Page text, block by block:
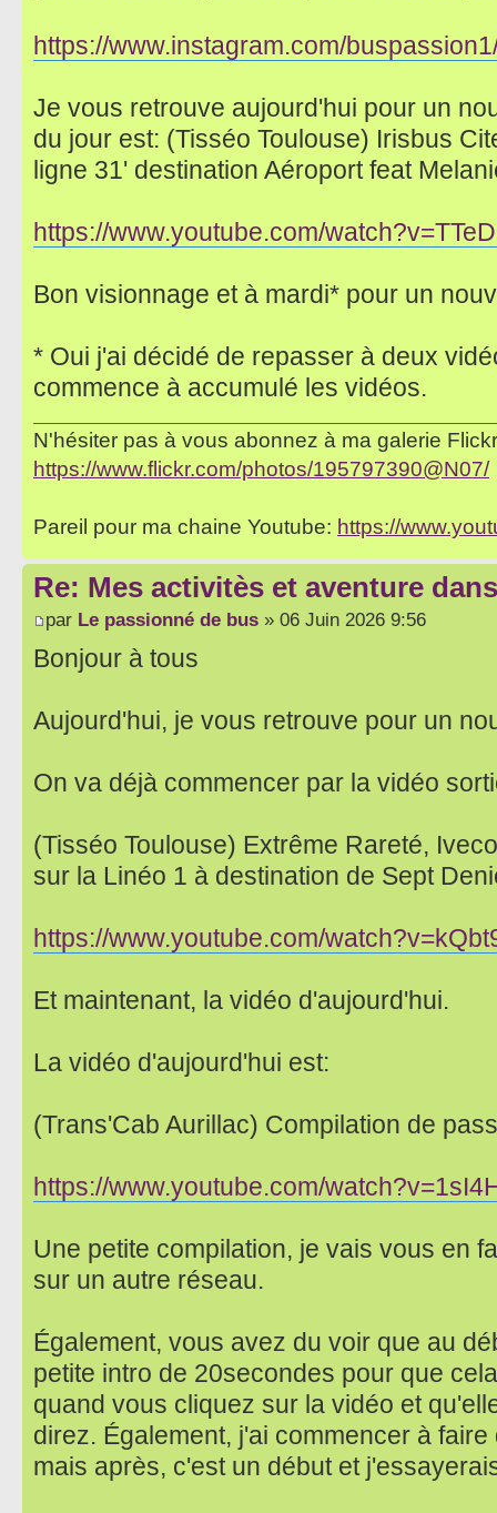
https://www.instagram.com/
Je vous retrouve aujourd'hui pour un
du jour est: (Tisséo Toulouse) Irisbus
ligne 31' destination Aéroport feat
https://www.youtube.com/
Bon visionnage et à mardi* pour un
* Oui j'ai décidé de repasser à deux
commence à accumulé les vidéos.
N'hésiter pas à vous abonnez à ma galerie
https://www.flickr.com/photos/195797390@N07/
Pareil pour ma chaine Youtube: https://
Re: Mes activitès et aventure
par Le passionné de bus » 06 Juin 2026 9:56
Bonjour à tous
Aujourd'hui, je vous retrouve pour un
On va déjà commencer par la vidéo
(Tisséo Toulouse) Extrême Rareté,
sur la Linéo 1 à destination de Sept
https://www.youtube.com/
Et maintenant, la vidéo d'aujourd'hui.
La vidéo d'aujourd'hui est:
(Trans'Cab Aurillac) Compilation de
https://www.youtube.com/
Une petite compilation, je vais vous en
sur un autre réseau.
Également, vous avez du voir que au
petite intro de 20secondes pour que
quand vous cliquez sur la vidéo et
direz. Également, j'ai commencer à
mais après, c'est un début et